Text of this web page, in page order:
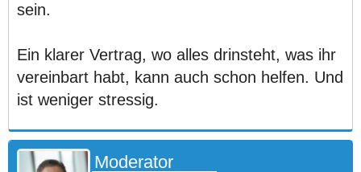
sein.
Ein klarer Vertrag, wo alles drinsteht, was ihr
vereinbart habt, kann auch schon helfen. Und
ist weniger stressig.
Moderator